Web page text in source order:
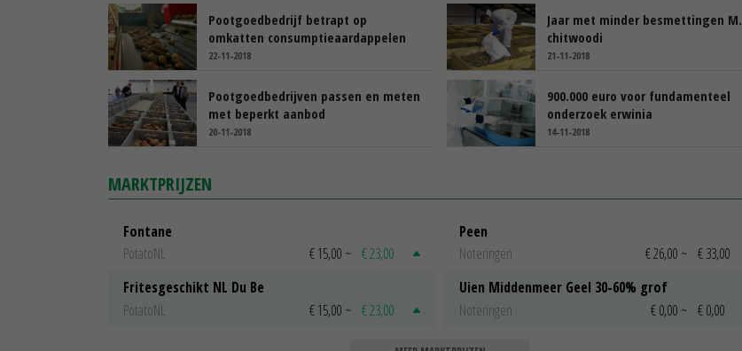
Pootgoedbedrijf betrapt op
omkatten consumptieaardappelen
22-11-2018
Jaar met minder besmettingen M.
chitwoodi
21-11-2018
Pootgoedbedrijven passen en meten
met beperkt aanbod
20-11-2018
900.000 euro voor fundamenteel
onderzoek erwinia
14-11-2018
MARKTPRIJZEN
Fontane
PotatoNL
€ 15,00 ~ € 23,00
Fritesgeschikt NL Du Be
PotatoNL
€ 15,00 ~ € 23,00
Peen
Noteringen
€ 26,00 ~ € 33,00
Uien Middenmeer Geel 30-60% grof
Noteringen
€ 0,00 ~ € 0,00